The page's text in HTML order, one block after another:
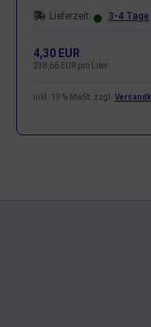
Lieferzeit: 3-4 Tage
4,30 EUR
238,66 EUR pro Liter
inkl. 19 % MwSt. zzgl.